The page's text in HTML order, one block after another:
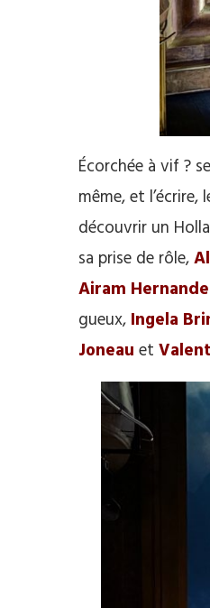
Écorchée à vif ?
même, et
découvrir un
sa prise de rôle,
Airam
gueux, Ingela
Joneau et